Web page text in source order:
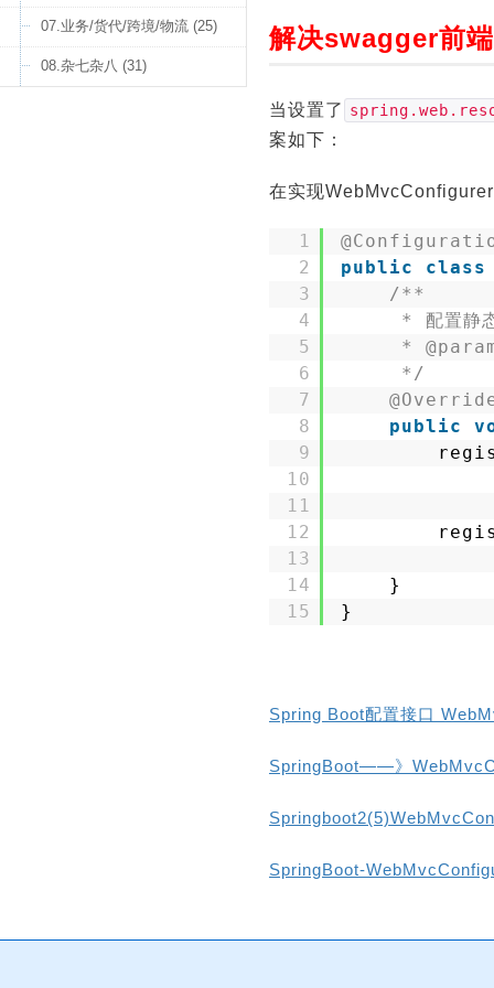
07.业务/货代/跨境/物流 (25)
08.杂七杂八 (31)
解决swagger前
当设置了
案如下：
在实现
1
2
3
4
5
6
7
8
9
10
11
12
13
14
15
public
class
/**
* 配置静
*
*/
public
}
}
Spring Boot配置接口
SpringBoot——》
SpringBoot-